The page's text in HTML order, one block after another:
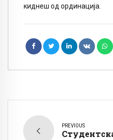
киднеш од ординација.
PREVIOUS